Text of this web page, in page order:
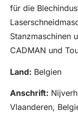
für die
Stanzmaschinen
CADMAN und
Land: Belgien
Anschrift:
Vlaanderen,